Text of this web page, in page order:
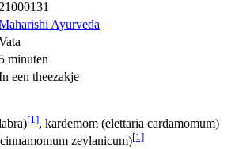
21000131
Ayurveda
5 minuten
een theezakje
[1], kardemom (elettaria cardamomum)
zeylanicum)[1]